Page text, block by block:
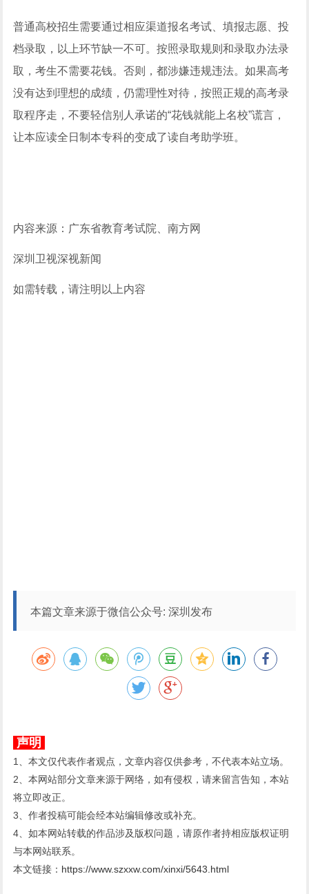
普通高校招生需要通过相应渠道报名考试、填报志愿、投
档录取，以上环节缺一不可。按照录取规则和录取办法录
取，考生不需要花钱。否则，都涉嫌违规违法。如果高考
没有达到理想的成绩，仍需理性对待，按照正规的高考录
取程序走，不要轻信别人承诺的“花钱就能上名校”谎言，
让本应读全日制本专科的变成了读自考助学班。
内容来源 ：广东省教育考试院、南方网
深圳卫视深视新闻
如需转载，请注明以上内容
本篇文章来源于微信公众号: 深圳发布
声明
1、本文仅代表作者观点，文章内容仅供参考，不代表本站立场。
2、本网站部分文章来源于网络，如有侵权，请来留言告知，本站
将立即改正。
3、作者投稿可能会经本站编辑修改或补充。
4、如本网站转载的作品涉及版权问题，请原作者持相应版权证明
与本网站联系。
本文链接： https://www.szxxw.com/xinxi/5643.html